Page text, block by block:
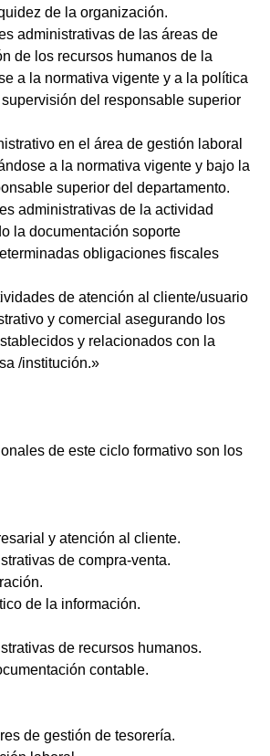
de la organización.
administrativas de las áreas de
de los recursos humanos de la
a la normativa vigente y a la política
del responsable superior
en el área de gestión laboral
a la normativa vigente y bajo la
superior del departamento.
administrativas de la actividad
la documentación soporte
obligaciones fiscales
de atención al cliente/usuario
y comercial asegurando los
y relacionados con la
/institución.»
de este ciclo formativo son los
y atención al cliente.
de compra-venta.
de la información.
de recursos humanos.
contable.
de gestión de tesorería.